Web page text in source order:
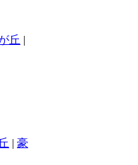
丘 |
| 豪